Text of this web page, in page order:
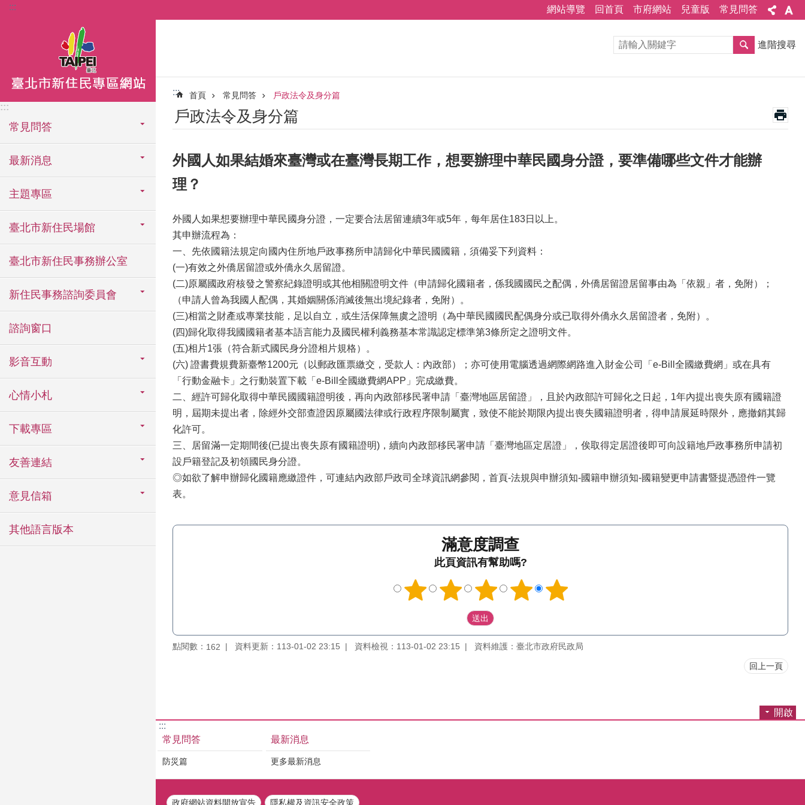
跳到主要內容區塊
::: 網站導覽 回首頁 市府網站 兒童版 常見問答
:::
常見問答
最新消息
主題專區
臺北市新住民場館
臺北市新住民事務辦公室
新住民事務諮詢委員會
諮詢窗口
影音互動
心情小札
下載專區
友善連結
意見信箱
其他語言版本
進階搜尋
::: 首頁 常見問答 戶政法令及身分篇
戶政法令及身分篇
外國人如果結婚來臺灣或在臺灣長期工作，想要辦理中華民國身分證，要準備哪些文件才能辦
理？
外國人如果想要辦理中華民國身分證，一定要合法居留連續3年或5年，每年居住183日以上。
其申辦流程為：
一、先依國籍法規定向國內住所地戶政事務所申請歸化中華民國國籍，須備妥下列資料：
(一)有效之外僑居留證或外僑永久居留證。
(二)原屬國政府核發之警察紀錄證明或其他相關證明文件（申請歸化國籍者，係我國國民之配偶，外僑居留證居留事由為「依親」者，免附）；
（申請人曾為我國人配偶，其婚姻關係消滅後無出境紀錄者，免附）。
(三)相當之財產或專業技能，足以自立，或生活保障無虞之證明（為中華民國國民配偶身分或已取得外僑永久居留證者，免附）。
(四)歸化取得我國國籍者基本語言能力及國民權利義務基本常識認定標準第3條所定之證明文件。
(五)相片1張（符合新式國民身分證相片規格）。
(六) 證書費規費新臺幣1200元（以郵政匯票繳交，受款人：內政部）；亦可使用電腦透過網際網路進入財金公司「e-Bill全國繳費網」或在具有
「行動金融卡」之行動裝置下載「e-Bill全國繳費網APP」完成繳費。
二、經許可歸化取得中華民國國籍證明後，再向內政部移民署申請「臺灣地區居留證」，且於內政部許可歸化之日起，1年內提出喪失原有國籍證
明，屆期未提出者，除經外交部查證因原屬國法律或行政程序限制屬實，致使不能於期限內提出喪失國籍證明者，得申請展延時限外，應撤銷其歸
化許可。
三、居留滿一定期間後(已提出喪失原有國籍證明)，續向內政部移民署申請「臺灣地區定居證」，俟取得定居證後即可向設籍地戶政事務所申請初
設戶籍登記及初領國民身分證。
◎如欲了解申辦歸化國籍應繳證件，可連結內政部戶政司全球資訊網參閱，首頁-法規與申辦須知-國籍申辦須知-國籍變更申請書暨提憑證件一覽
表。
滿意度調查
此頁資訊有幫助嗎?
點閱數： 162 資料更新：113-01-02 23:15 資料檢視：113-01-02 23:15 資料維護：臺北市政府民政局
回上一頁
開啟
:::
常見問答
防災篇
最新消息
更多最新消息
政府網站資料開放宣告 隱私權及資訊安全政策